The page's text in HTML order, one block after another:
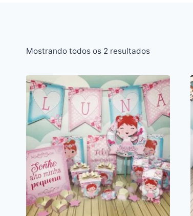
Mostrando todos os 2 resultadosClassificado
mais
recente